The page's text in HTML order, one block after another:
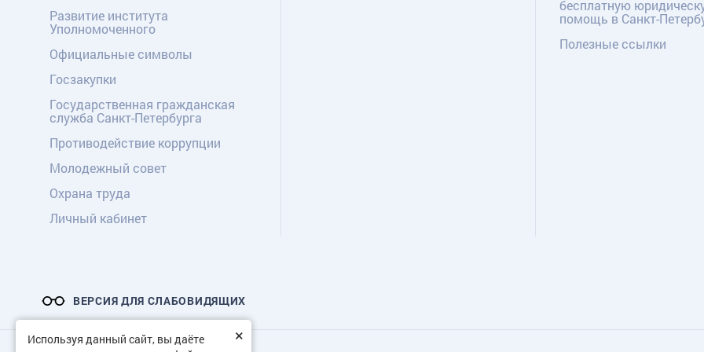
Развитие института
Уполномоченного
Официальные символы
Госзакупки
Государственная гражданская
служба Санкт-Петербурга
Противодействие коррупции
Молодежный совет
Охрана труда
Личный кабинет
бесплатную
помощь в Санкт-
Полезные ссылки
ВЕРСИЯ ДЛЯ СЛАБОВИДЯЩИХ
×
Используя данный сайт, вы даёте